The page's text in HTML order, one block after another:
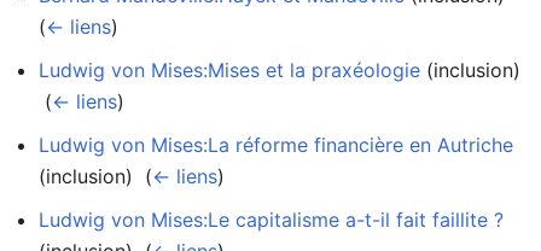
(← liens)
Ludwig von Mises:Mises et la praxéologie (inclusion)
(← liens)
Ludwig von Mises:La réforme financière en Autriche
(inclusion) ‎ (← liens)
Ludwig von Mises:Le capitalisme a-t-il fait faillite ?